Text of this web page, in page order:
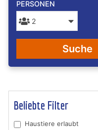
PERSONEN
Suche
Beliebte Filter
Haustiere erlaubt